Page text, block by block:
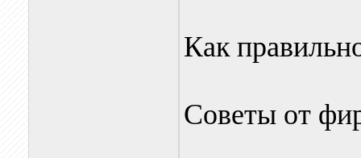
Как
Советы от